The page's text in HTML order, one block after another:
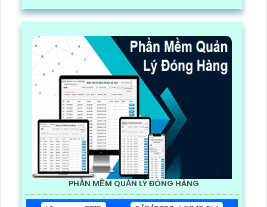
PHẦN MỀM QUẢN LÝ ĐÓNG HÀNG